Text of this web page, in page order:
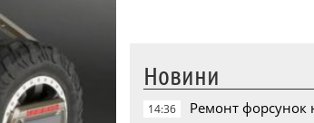
Новини
14:36 Ремонт форсунок